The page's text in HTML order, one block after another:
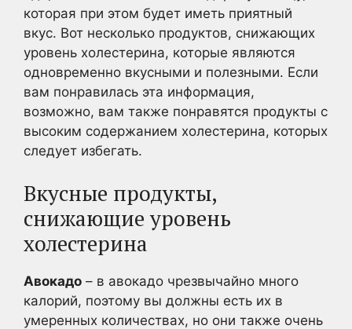
которая при этом будет иметь приятный
вкус. Вот несколько продуктов, снижающих
уровень холестерина, которые являются
одновременно вкусными и полезными. Если
вам понравилась эта информация,
возможно, вам также понравятся продукты с
высоким содержанием холестерина, которых
следует избегать.
Вкусные продукты,
снижающие уровень
холестерина
Авокадо – в авокадо чрезвычайно много
калорий, поэтому вы должны есть их в
умеренных количествах, но они также очень